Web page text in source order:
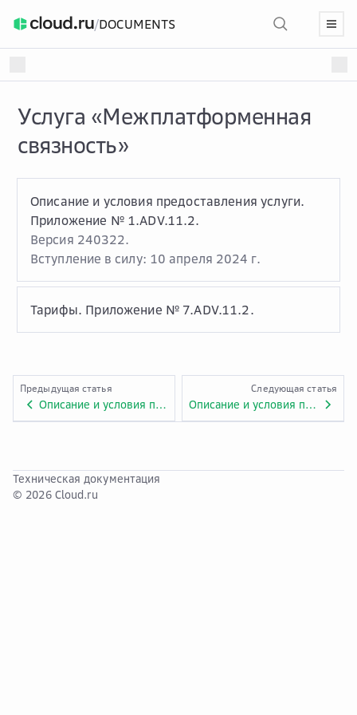
/DOCUMENTS
Услуга «Межплатформенная
связность»
Описание и условия предоставления услуги.
Приложение № 1.ADV.11.2.
Версия 240322.
Вступление в силу: 10 апреля 2024 г.
Тарифы. Приложение № 7.ADV.11.2.
Предыдущая статья
Описание и условия предоставления услуги «Direct Connect». Приложение № 1.ADV.11.
Следующая статья
Описание и условия предоставления услуги «Межплатформенная связность». Приложение № 1.ADV.11.2.
Техническая документация
© 2026 Cloud.ru